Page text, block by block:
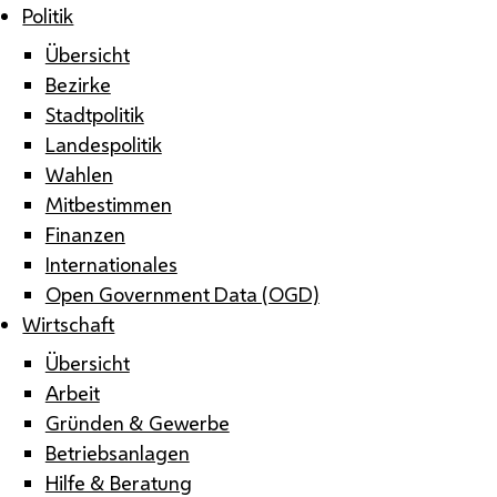
Politik
Übersicht
Bezirke
Stadtpolitik
Landespolitik
Wahlen
Mitbestimmen
Finanzen
Internationales
Open Government Data (OGD)
Wirtschaft
Übersicht
Arbeit
Gründen & Gewerbe
Betriebsanlagen
Hilfe & Beratung